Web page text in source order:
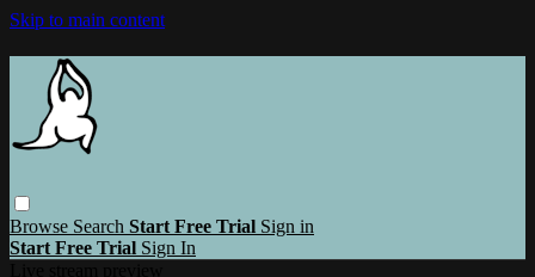
Skip to main content
Browse Search Start Free Trial Sign in
Start Free Trial Sign In